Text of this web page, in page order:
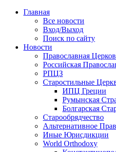
Главная
Все новости
Вход/Выход
Поиск по сайту
Новости
Православная
Российская
РПЦЗ
Старостильные
ИПЦ Греции
Румынская
Болгарская
Старообрядчество
Альтернативное
Иные Юрисдикции
World Orthodoxy